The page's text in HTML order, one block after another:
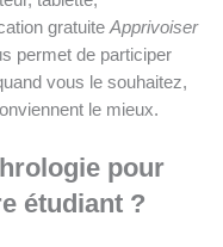
gratuite Apprivoiser
permet de participer
vous le souhaitez,
le mieux.
pour
étudiant ?